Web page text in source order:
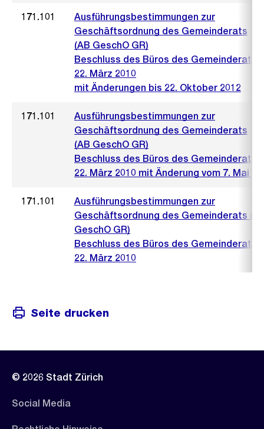
171.101
Ausführungsbestimmungen zur
Geschäftsordnung des Gemeinderats
(AB GeschO GR)
Beschluss des Büros des Gemeinderats
22. März 2010
mit Änderungen bis 22. Oktober 2012
171.101
Ausführungsbestimmungen zur
Geschäftsordnung des Gemeinderats
(AB GeschO GR)
Beschluss des Büros des Gemeinderats
22. März 2010 mit Änderung vom 7. Mai
171.101
Ausführungsbestimmungen zur
Geschäftsordnung des Gemeinderats
GeschO GR)
Beschluss des Büros des Gemeinderats
22. März 2010
Seite drucken
© 2026 Stadt Zürich
Social Media